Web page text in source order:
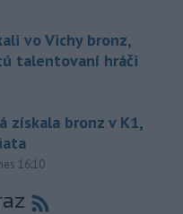
vo Vichy bronz,
talentovaní hráči
získala bronz v K1,
16:10